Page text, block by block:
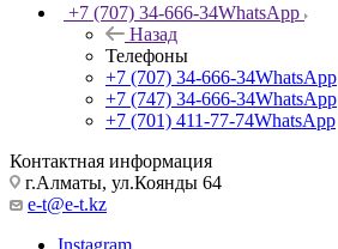
+7 (707) 34-666-34WhatsApp
Назад
Телефоны
+7 (707) 34-666-34WhatsApp
+7 (747) 34-666-34WhatsApp
+7 (701) 411-77-74WhatsApp
Контактная информация
г.Алматы, ул.Коянды 64
e-t@e-t.kz
Instagram